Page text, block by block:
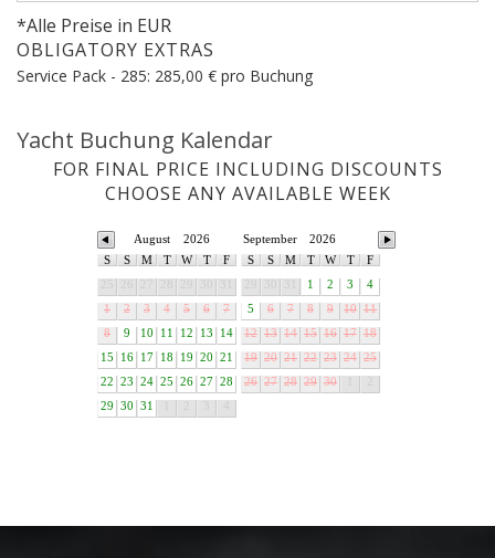
*Alle Preise in EUR
OBLIGATORY EXTRAS
Service Pack - 285: 285,00 € pro Buchung
Yacht Buchung Kalendar
FOR FINAL PRICE INCLUDING DISCOUNTS
CHOOSE ANY AVAILABLE WEEK
2026
August
S
S M T W T
F
1
2 3 4 5 6
7
8
9 10 11 12 13
14
15
16 17 18 19 20
21
22
23 24 25 26 27
28
29
30 31
2026
September
S
S M T W T
F
1 2 3
4
5
6 7 8 9 10 11
12 13 14 15 16 17 18
19 20 21 22 23 24 25
26 27 28 29 30